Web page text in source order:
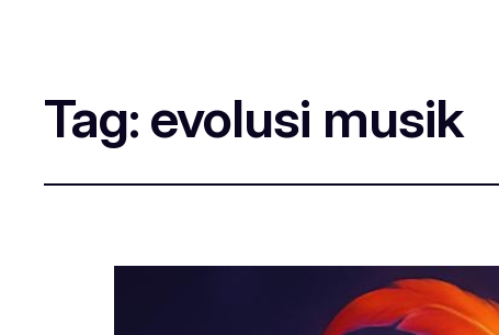
Tag: evolusi musik